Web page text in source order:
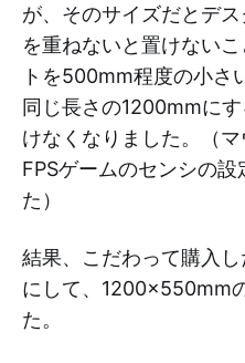
が、そのサイズだとデ
を重ねないと置けない
トを500mm程度の小さ
同じ長さの1200mmに
けなくなりました。（
FPSゲームのセンシの
た）
結果、こだわって購入
にして、1200×550mm
た。